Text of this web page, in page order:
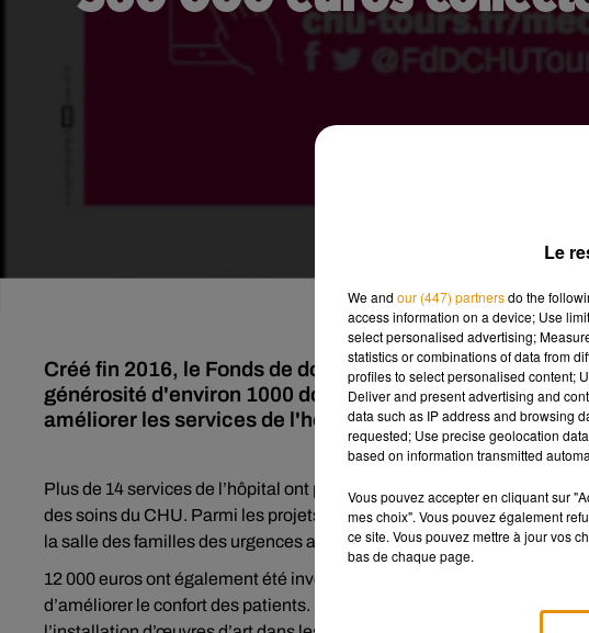
Créé fin 2016, le Fonds de dotation du CHU de Tours a
générosité d'environ 1000 donateurs. Cet argent a
améliorer les services de l'hôpital.
Plus de 14 services de l’hôpital ont pu profiter de ces dons, utilisés
des soins du CHU. Parmi les projets financés,15 000 eurosont été
la salle des familles des urgences adultes, ainsi qu’à l’installation
12 000 euros ont également été investis pour la mise en place de
d’améliorer le confort des patients. Un espace d’apaisement en
Le
We and our (447) partnersdo the
access information on a device; Use
select personalised advertising;
statistics or combinations of data from
profiles to select personalised content;
Deliver and present advertising and
data such as IP address and browsing
requested; Use precise geolocation
based on information transmitted
Vous pouvez accepter en cliquant sur
mes choix". Vous pouvez également
ce site. Vous pouvez mettre à jour vos
bas de chaque page.